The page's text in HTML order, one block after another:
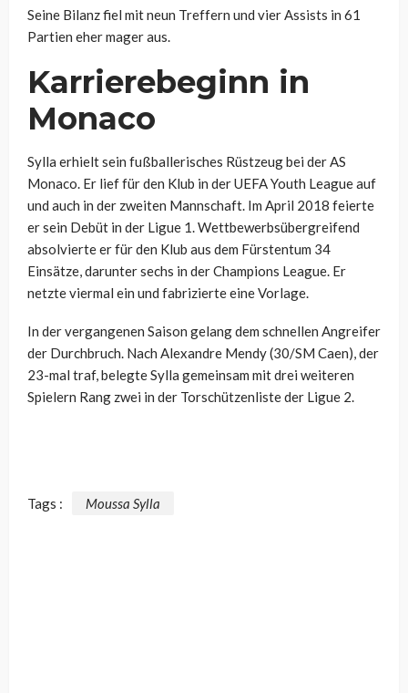
Seine Bilanz fiel mit neun Treffern und vier Assists in 61
Partien eher mager aus.
Karrierebeginn in
Monaco
Sylla erhielt sein fußballerisches Rüstzeug bei der AS
Monaco. Er lief für den Klub in der UEFA Youth League auf
und auch in der zweiten Mannschaft. Im April 2018 feierte
er sein Debüt in der Ligue 1. Wettbewerbsübergreifend
absolvierte er für den Klub aus dem Fürstentum 34
Einsätze, darunter sechs in der Champions League. Er
netzte viermal ein und fabrizierte eine Vorlage.
In der vergangenen Saison gelang dem schnellen Angreifer
der Durchbruch. Nach Alexandre Mendy (30/SM Caen), der
23-mal traf, belegte Sylla gemeinsam mit drei weiteren
Spielern Rang zwei in der Torschützenliste der Ligue 2.
Tags : Moussa Sylla